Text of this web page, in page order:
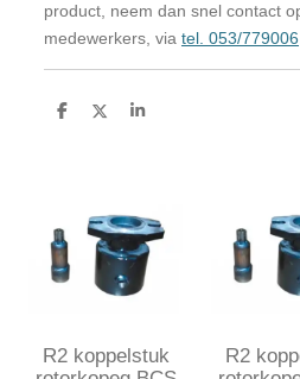
product, neem dan snel contact
medewerkers, via tel. 053/779006
D
D
S
R2 koppelstuk
R2